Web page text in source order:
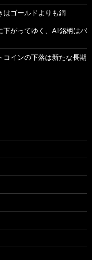
はゴールドよりも銅
下がってゆく、AI銘柄はバ
コインの下落は新たな長期